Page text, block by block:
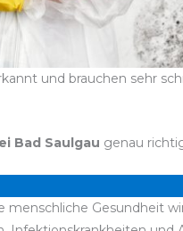
und brauchen sehr
Bad Saulgau genau
Gesundheit